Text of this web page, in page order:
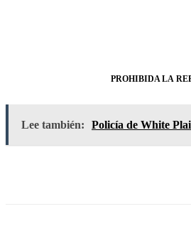
PROHIBIDA LA
Lee también: Policía de White